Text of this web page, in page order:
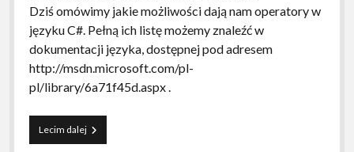
Dziś omówimy jakie możliwości dają nam operatory w
języku C#. Pełną ich listę możemy znaleźć w
dokumentacji języka, dostępnej pod adresem
http://msdn.microsoft.com/pl-
pl/library/6a71f45d.aspx .
Lecim dalej[C#]
Operatory